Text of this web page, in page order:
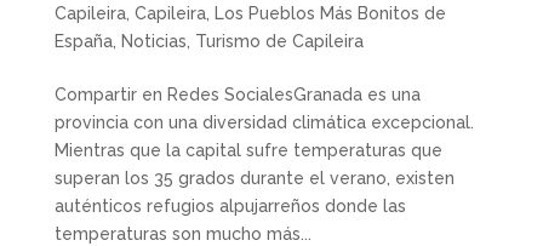
Capileira, Capileira, Los Pueblos Más Bonitos de
España, Noticias, Turismo de Capileira
Compartir en Redes SocialesGranada es una
provincia con una diversidad climática excepcional.
Mientras que la capital sufre temperaturas que
superan los 35 grados durante el verano, existen
auténticos refugios alpujarreños donde las
temperaturas son mucho más...